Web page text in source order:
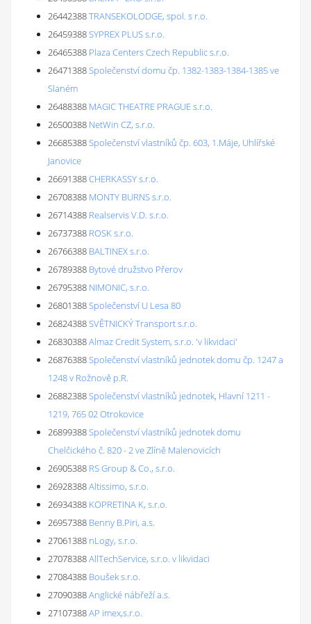
26442388TRANSEKOLODGE, spol. s r.o.
26459388SYPREX PLUS s.r.o.
26465388 Plaza Centers Czech Republic s.r.o.
26471388Společenství domu čp. 1382-1383-1384-1385 ve
Slaném
26488388 MAGIC THEATRE PRAGUE s.r.o.
26500388 NetWin CZ, s.r.o.
26685388Společenství vlastníků čp. 603, 1.Máje, Uhlířské
Janovice
26691388CHERKASSY s.r.o.
26708388 MONTY BURNS s.r.o.
26714388 Realservis V.D. s.r.o.
26737388 ROSK s.r.o.
26766388 BALTINEX s.r.o.
26789388 Bytové družstvo Přerov
26795388 NIMONIC, s.r.o.
26801388Společenství U Lesa 80
26824388SVĚTNICKÝ Transport s.r.o.
26830388Almaz Credit System, s.r.o. 'v likvidaci'
26876388Společenství vlastníků jednotek domu čp. 1247 a
1248 v Rožnově p.R.
26882388Společenství vlastníků jednotek, Hlavní 1211 -
1219, 765 02 Otrokovice
26899388Společenství vlastníků jednotek domu
Chelčického č. 820 - 2 ve Zlíně Malenovicích
26905388 RS Group & Co., s.r.o.
26928388Altissimo, s.r.o.
26934388 KOPRETINA K, s.r.o.
26957388 Benny B.Piri, a.s.
27061388 nLogy, s.r.o.
27078388AllTechService, s.r.o. v likvidaci
27084388 Boušek s.r.o.
27090388Anglické nábřeží a.s.
27107388AP imex,s.r.o.